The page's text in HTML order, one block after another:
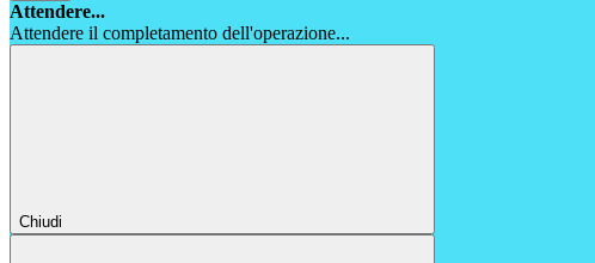
Attendere...
Attendere il completamento dell'operazione...
Chiudi